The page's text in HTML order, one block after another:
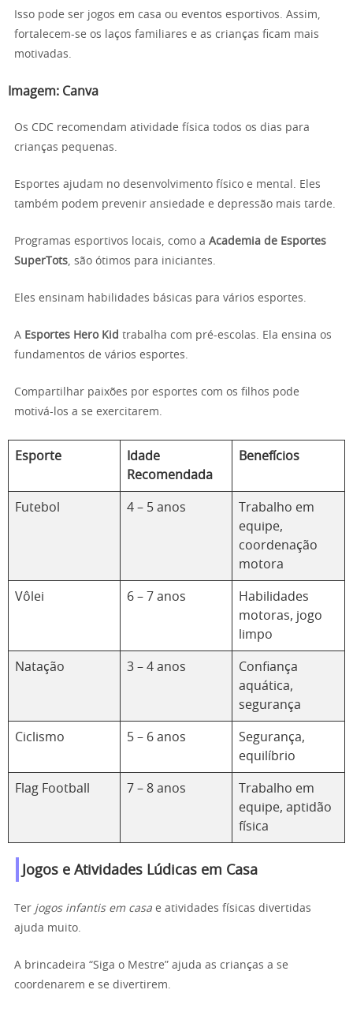
Isso pode ser jogos em casa ou eventos esportivos. Assim,
fortalecem-se os laços familiares e as crianças ficam mais
motivadas.
Imagem: Canva
Os CDC recomendam atividade física todos os dias para
crianças pequenas.
Esportes ajudam no desenvolvimento físico e mental. Eles
também podem prevenir ansiedade e depressão mais tarde.
Programas esportivos locais, como a Academia de Esportes
SuperTots, são ótimos para iniciantes.
Eles ensinam habilidades básicas para vários esportes.
A Esportes Hero Kid trabalha com pré-escolas. Ela ensina os
fundamentos de vários esportes.
Compartilhar paixões por esportes com os filhos pode
motivá-los a se exercitarem.
Esporte
Idade
Recomendada
Benefícios
Futebol 4 – 5 anos
Trabalho em
equipe,
coordenação
motora
Vôlei 6 – 7 anos
Habilidades
motoras, jogo
limpo
Natação 3 – 4 anos
Confiança
aquática,
segurança
Ciclismo 5 – 6 anos
Segurança,
equilíbrio
Flag Football 7 – 8 anos
Trabalho em
equipe, aptidão
física
Jogos e Atividades Lúdicas em Casa
Ter jogos infantis em casa e atividades físicas divertidas
ajuda muito.
A brincadeira “Siga o Mestre” ajuda as crianças a se
coordenarem e se divertirem.